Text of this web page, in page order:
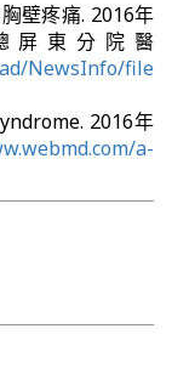
壁疼痛. 2016年
屏東分院醫
NewsInfo/file
2016年
a-